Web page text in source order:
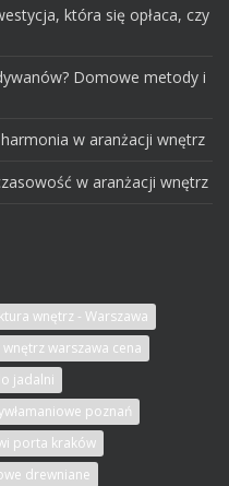
która się opłaca, czy
Domowe metody i
w aranżacji wnętrz
w aranżacji wnętrz
wnętrz - Warszawa
warszawa cena
jadalni
poznań
porta kraków
drewniane